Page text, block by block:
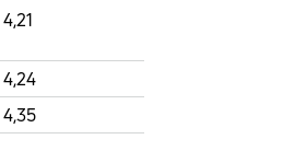
4,21
4,24
4,35